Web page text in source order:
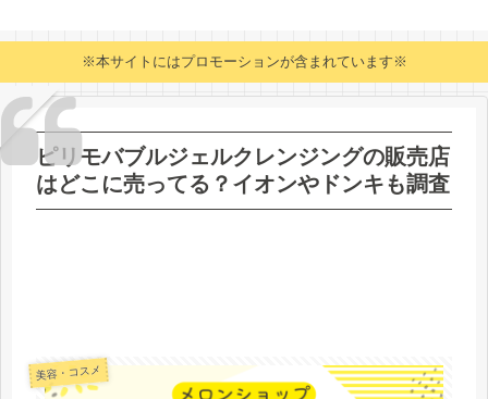
※本サイトにはプロモーションが含まれています※
ピリモバブルジェルクレンジングの販売店
はどこに売ってる？イオンやドンキも調査
美容・コスメ